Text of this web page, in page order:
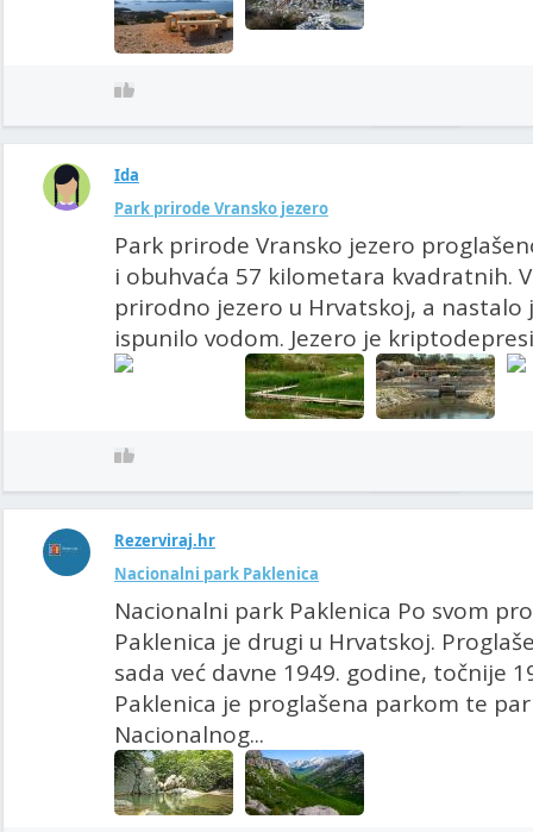
Ida
Park prirode Vransko jezero
Park prirode Vransko jezero
i obuhvaća 57 kilometara kvadratnih.
prirodno jezero u Hrvatskoj, a nastalo
ispunilo vodom. Jezero je
Rezerviraj.hr
Nacionalni park Paklenica
Nacionalni park Paklenica Po svom
Paklenica je drugi u Hrvatskoj.
sada već davne 1949. godine, točnije
Paklenica je proglašena parkom te
Nacionalnog...